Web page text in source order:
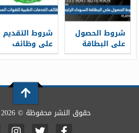
شروط الحصول
على البطاقة
السوداء
شروط التقديم
على وظائف
الخدمات الطبية
حقوق النشر محفوظة © 2026 موقع المرجع